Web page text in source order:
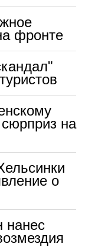
фронте
на
о
нанес